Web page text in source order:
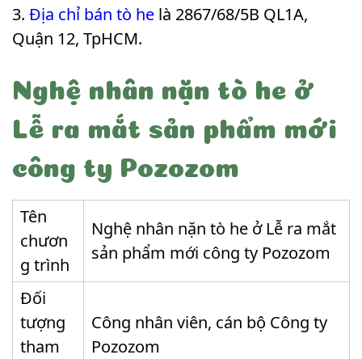
Địa chỉ bán tò he là 2867/68/5B QL1A,
Quận 12, TpHCM.
Nghệ nhân nặn tò he ở
Lễ ra mắt sản phẩm mới
công ty Pozozom
Tên
chươn
g trình
Nghệ nhân nặn tò he ở Lễ ra mắt
sản phẩm mới công ty Pozozom
Đối
tượng
tham
Công nhân viên, cán bộ Công ty
Pozozom